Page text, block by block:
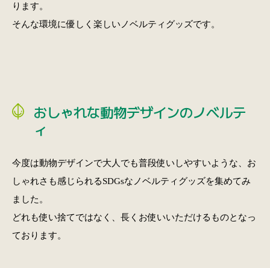
ります。
そんな環境に優しく楽しいノベルティグッズです。
おしゃれな動物デザインのノベルテ
ィ
今度は動物デザインで大人でも普段使いしやすいような、お
しゃれさも感じられるSDGsなノベルティグッズを集めてみ
ました。
どれも使い捨てではなく、長くお使いいただけるものとなっ
ております。